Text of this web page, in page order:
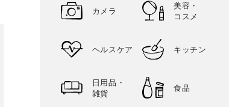
カメラ
美容・
コスメ
ヘルスケア キッチン
日用品・
雑貨
食品